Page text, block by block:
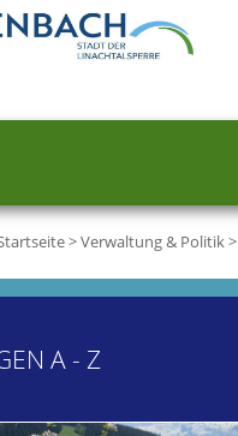
>Verwaltung & Politik>
A - Z